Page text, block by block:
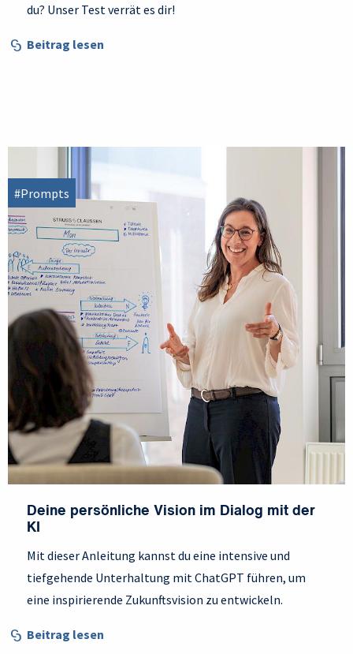
du? Unser Test verrät es dir!
Beitrag lesen
#Prompts
Deine persönliche Vision im Dialog mit der
KI
Mit dieser Anleitung kannst du eine intensive und
tiefgehende Unterhaltung mit ChatGPT führen, um
eine inspirierende Zukunftsvision zu entwickeln.
Beitrag lesen